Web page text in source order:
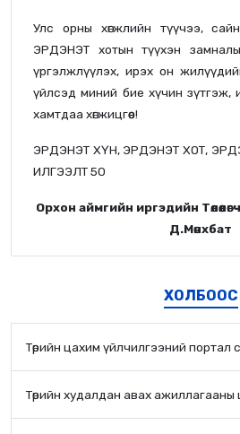
Улс орны хөгжлийн түүчээ,
ЭРДЭНЭТ хотын түүхэн
үргэлжлүүлэх, ирэх он
үйлсэд миний бие хүчин зүтгэж,
хамтдаа хөгжицгөөе!
ЭРДЭНЭТ ХҮН, ЭРДЭНЭТ ХОТ,
ИЛГЭЭЛТ 50
Орхон аймгийн иргэдийн
Д.Мөнхбат
ХОЛБООС
Төрийн цахим үйлчилгээний портал
Төрийн худалдан авах